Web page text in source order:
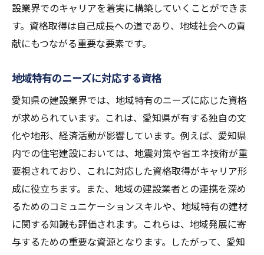
資格取得者が集うネットワークの構築
資格を活かした新規プロジェクトの提案
資格を基にした業界内での地位向上
資格が鍵を握る愛知県での建設業キャリアの未
資格が開く未来のキャリアの可能性
愛知県での持続可能なキャリアの構築
資格を基にした長期的なキャリア戦略
資格取得が促進する業界の成長
地域に根ざしたキャリアプランニング
資格取得後の未来を見据えた計画
設業界でのキャリアを着実に構築していくことができま
す。資格取得は自己成長への道であり、地域社会への貢
献にもつながる重要な要素です。
地域特有のニーズに対応する資格
愛知県の建設業界では、地域特有のニーズに応じた資格
が求められています。これは、愛知県が有する独自の文
化や地形、経済活動が影響しています。例えば、愛知県
内での住宅建設においては、地震対策や省エネ技術が重
要視されており、これに対応した資格取得がキャリア形
成に役立ちます。また、地域の建設業者との連携を深め
るためのコミュニケーションスキルや、地域特有の建材
に関する知識も評価されます。これらは、地域発展に寄
与するための重要な資源となります。したがって、愛知